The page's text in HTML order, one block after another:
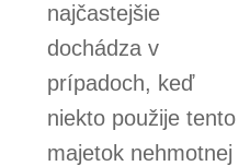
najčastejšie
dochádza v
prípadoch, keď
niekto použije tento
majetok nehmotnej